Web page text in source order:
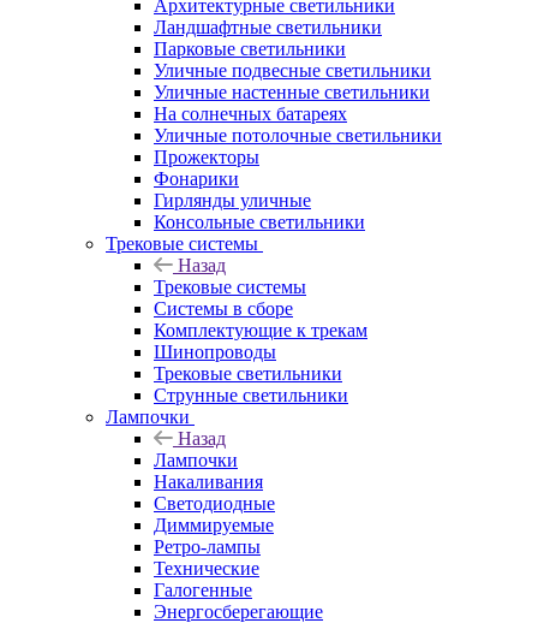
Архитектурные светильники
Ландшафтные светильники
Парковые светильники
Уличные подвесные светильники
Уличные настенные светильники
На солнечных батареях
Уличные потолочные светильники
Прожекторы
Фонарики
Гирлянды уличные
Консольные светильники
Трековые системы
Назад
Трековые системы
Системы в сборе
Комплектующие к трекам
Шинопроводы
Трековые светильники
Струнные светильники
Лампочки
Назад
Лампочки
Накаливания
Светодиодные
Диммируемые
Ретро-лампы
Технические
Галогенные
Энергосберегающие